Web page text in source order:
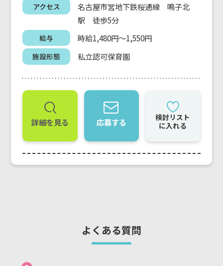
アクセス
名古屋市営地下鉄桜通線 鳴子北
駅 徒歩5分
給与 時給1,480円～1,550円
施設形態 私立認可保育園
詳細を見る 応募する
検討リスト
に入れる
よくある質問